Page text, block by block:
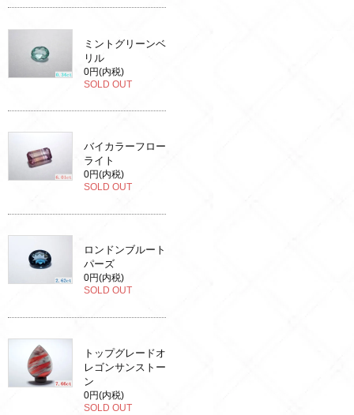
ミントグリーンベ
リル
0円(内税)
SOLD OUT
バイカラーフロー
ライト
0円(内税)
SOLD OUT
ロンドンブルート
パーズ
0円(内税)
SOLD OUT
トップグレードオ
レゴンサンストー
ン
0円(内税)
SOLD OUT